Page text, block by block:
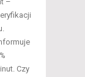
Czy